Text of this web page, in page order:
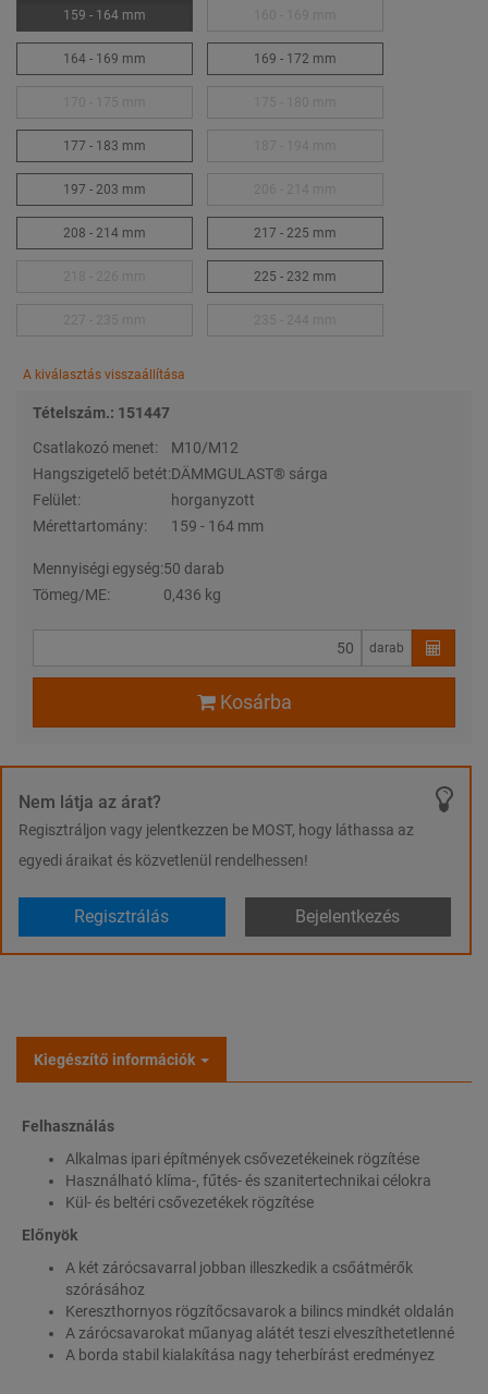
159 - 164 mm
164 - 169 mm 169 - 172 mm
177 - 183 mm
197 - 203 mm
208 - 214 mm 217 - 225 mm
225 - 232 mm
A kiválasztás visszaállítása
Tételszám.: 151447
Csatlakozó menet:
M10/M12
Hangszigetelő betét:DÄMMGULAST® sárga
Felület:
horganyzott
Mérettartomány:
159 - 164 mm
Mennyiségi egység:50 darab
Tömeg/ME:
0,436 kg
darab
Kosárba
Nem látja az árat?
Regisztráljon vagy jelentkezzen be MOST, hogy láthassa az
egyedi áraikat és közvetlenül rendelhessen!
Regisztrálás Bejelentkezés
Kiegészítő információk
Felhasználás
Alkalmas ipari építmények csővezetékeinek rögzítése
Használható klíma-, fűtés- és szanitertechnikai célokra
Kül- és beltéri csővezetékek rögzítése
Előnyök
A két zárócsavarral jobban illeszkedik a csőátmérők
szórásához
Kereszthornyos rögzítőcsavarok a bilincs mindkét oldalán
A zárócsavarokat műanyag alátét teszi elveszíthetetlenné
A borda stabil kialakítása nagy teherbírást eredményez